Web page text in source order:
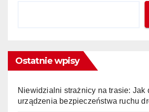
Ostatnie wpisy
Niewidzialni strażnicy na trasie: Jak
urządzenia bezpieczeństwa ruchu